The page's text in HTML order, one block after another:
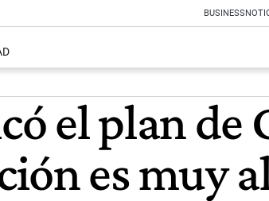
BUSINESS
el plan de
es muy